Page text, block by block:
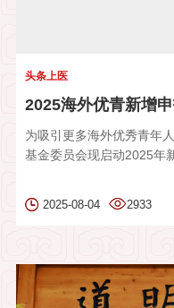
头条上医
为吸引更多海外优秀青年
基金委员会现启动2025年
2025-08-04 2933